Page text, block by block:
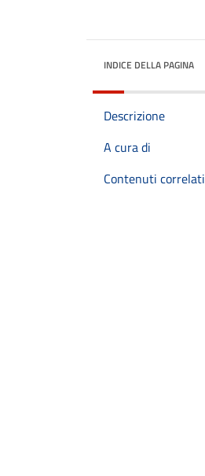
INDICE DELLA PAGINA
Descrizione
A cura di
Contenuti correlati